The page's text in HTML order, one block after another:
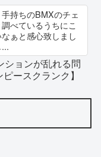
持ちのBMXのチェ
べているうちにこ
ぁと感心致しまし
ションが乱れる問
ースクランク】